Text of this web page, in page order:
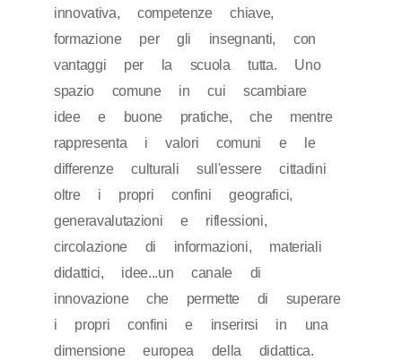
innovativa, competenze chiave,
formazione per gli insegnanti, con
vantaggi per la scuola tutta. Uno
spazio comune in cui scambiare
idee e buone pratiche, che mentre
rappresenta i valori comuni e le
differenze culturali sull'essere cittadini
oltre i propri confini geografici,
generavalutazioni e riflessioni,
circolazione di informazioni, materiali
didattici, idee...un canale di
innovazione che permette di superare
i propri confini e inserirsi in una
dimensione europea della didattica.